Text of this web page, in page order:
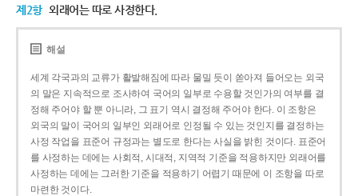
제2항 외래어는 따로 사정한다.
해설
세계 각국과의 교류가 활발해짐에 따라 물밀 듯이 쏟아져 들어오는 외국
의 말은 지속적으로 조사하여 국어의 일부로 수용할 것인가의 여부를 결
정해 주어야 할 뿐 아니라, 그 표기 역시 결정해 주어야 한다. 이 조항은
외국의 말이 국어의 일부인 외래어로 인정될 수 있는 것인지를 결정하는
사정 작업을 표준어 규정과는 별도로 한다는 사실을 밝힌 것이다. 표준어
를 사정하는 데에는 사회적, 시대적, 지역적 기준을 적용하지만 외래어를
사정하는 데에는 그러한 기준을 적용하기 어렵기 때문에 이 조항을 따로
마련한 것이다.